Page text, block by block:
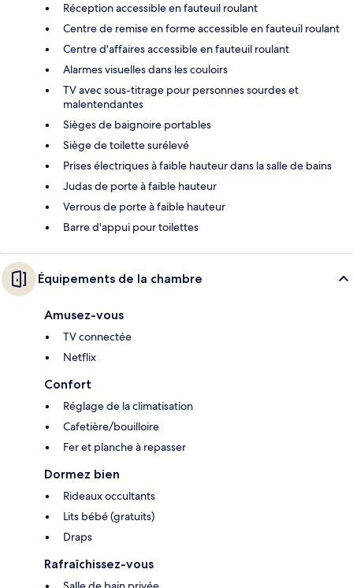
Réception accessible en fauteuil roulant
Centre de remise en forme accessible en fauteuil roulant
Centre d'affaires accessible en fauteuil roulant
Alarmes visuelles dans les couloirs
TV avec sous-titrage pour personnes sourdes et
malentendantes
Sièges de baignoire portables
Siège de toilette surélevé
Prises électriques à faible hauteur dans la salle de bains
Judas de porte à faible hauteur
Verrous de porte à faible hauteur
Barre d'appui pour toilettes
Équipements de la chambre
Amusez-vous
TV connectée
Netflix
Confort
Réglage de la climatisation
Cafetière/bouilloire
Fer et planche à repasser
Dormez bien
Rideaux occultants
Lits bébé (gratuits)
Draps
Rafraîchissez-vous